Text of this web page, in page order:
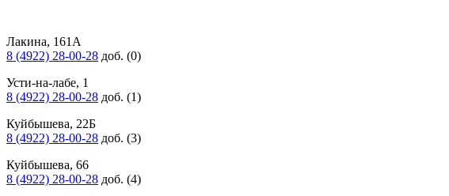
Лакина, 161А
8 (4922) 28-00-28 доб. (0)
Усти-на-лабе, 1
8 (4922) 28-00-28 доб. (1)
Куйбышева, 22Б
8 (4922) 28-00-28 доб. (3)
Куйбышева, 66
8 (4922) 28-00-28 доб. (4)